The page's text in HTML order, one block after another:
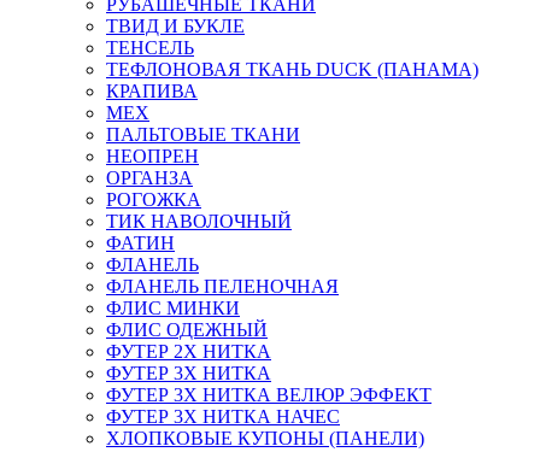
РУБАШЕЧНЫЕ ТКАНИ
ТВИД И БУКЛЕ
ТЕНСЕЛЬ
ТЕФЛОНОВАЯ ТКАНЬ DUCK (ПАНАМА)
КРАПИВА
МЕХ
ПАЛЬТОВЫЕ ТКАНИ
НЕОПРЕН
ОРГАНЗА
РОГОЖКА
ТИК НАВОЛОЧНЫЙ
ФАТИН
ФЛАНЕЛЬ
ФЛАНЕЛЬ ПЕЛЕНОЧНАЯ
ФЛИС МИНКИ
ФЛИС ОДЕЖНЫЙ
ФУТЕР 2Х НИТКА
ФУТЕР 3Х НИТКА
ФУТЕР 3Х НИТКА ВЕЛЮР ЭФФЕКТ
ФУТЕР 3Х НИТКА НАЧЕС
ХЛОПКОВЫЕ КУПОНЫ (ПАНЕЛИ)